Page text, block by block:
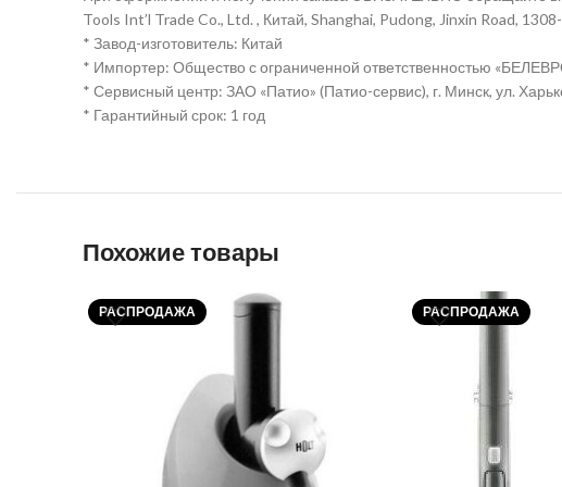
Tools Int’l Trade Co., Ltd. , Китай, Shanghai, Pudong, Jinxin Road,
* Завод-изготовитель: Китай
* Импортер: Общество с ограниченной ответственностью
* Сервисный центр: ЗАО «Патио» (Патио-сервис), г. Минск, ул.
* Гарантийный срок: 1 год
Похожие товары
РАСПРОДАЖА РАСПРОДАЖА